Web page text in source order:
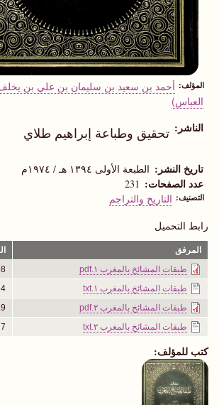
المؤلف
أحمد بن سعيد بن سليمان بن علي بن يخلف
العباس)
الناشر تحقيق وطباعة إبراهيم طلاي
تاريخ النشر الطبعة الأولى ١٣٩٤ هـ / ١٩٧٤م
عدد الصفحات 231
التصنيف التاريخ والتراجم
رابط التحميل
المرفق
طبقات المشائخ بالمغرب ١.pdf
طبقات المشائخ بالمغرب ١.txt
طبقات المشائخ بالمغرب ٢.pdf
طبقات المشائخ بالمغرب ٢.txt
كتب للمؤلف: